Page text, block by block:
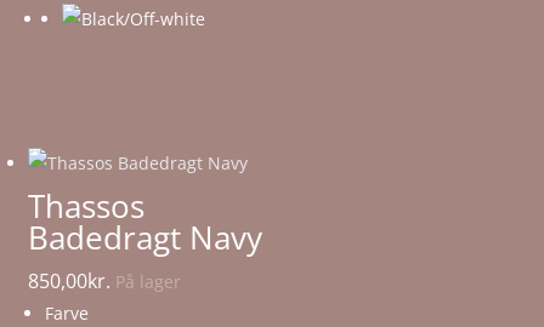
Thassos
Badedragt Navy
850,00kr. På lager
Farve